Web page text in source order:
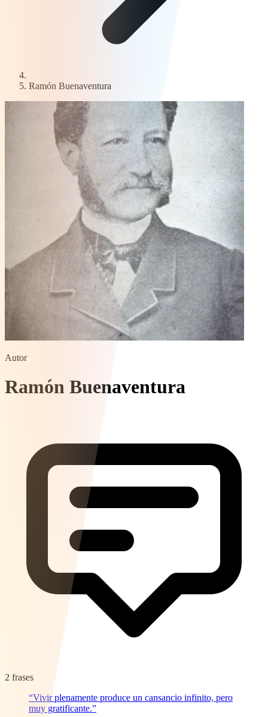
Ramón Buenaventura
Autor
Ramón Buenaventura
2 frases
“Vivir plenamente produce un cansancio infinito, pero
muy gratificante.”